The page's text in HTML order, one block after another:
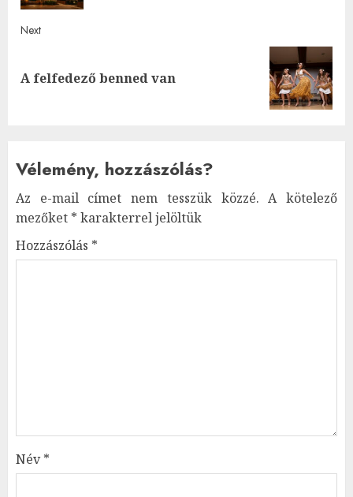
Next
Next
A felfedező benned van
Vélemény, hozzászólás?
Az e-mail címet nem tesszük közzé. A kötelező
mezőket * karakterrel jelöltük
Hozzászólás *
Név*